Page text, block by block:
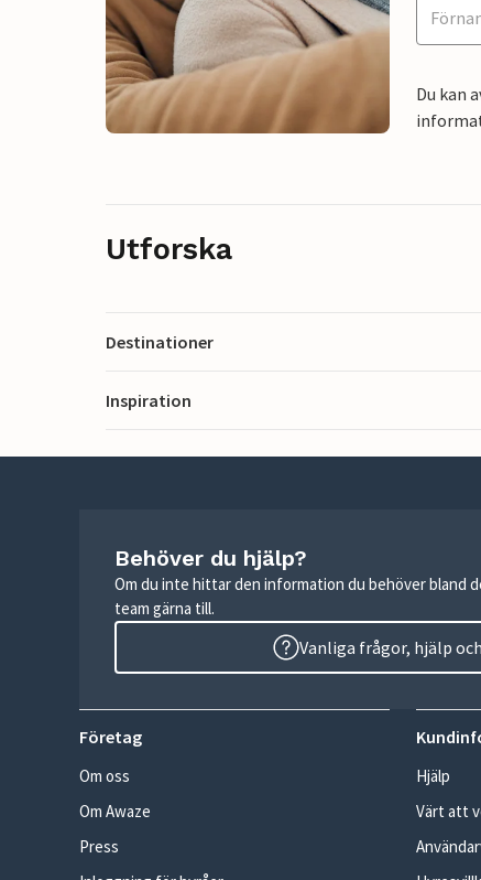
Du kan
Utforska
Destinationer
Inspiration
Behöver du hjälp?
Om du inte hittar den information du behöver bland
team gärna till.
Vanliga frågor, hjälp
Företag
Om oss
Om Awaze
Press
Hjälp
Värt att